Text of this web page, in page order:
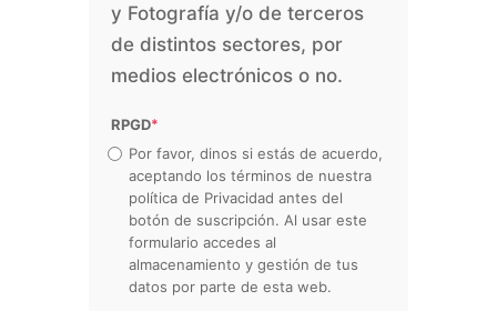
y Fotografía y/o de terceros
de distintos sectores, por
medios electrónicos o no.
RPGD*
Por favor, dinos si estás de acuerdo,
aceptando los términos de nuestra
política de Privacidad antes del
botón de suscripción. Al usar este
formulario accedes al
almacenamiento y gestión de tus
datos por parte de esta web.